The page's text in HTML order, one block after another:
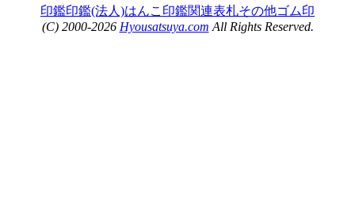
印鑑印鑑(法人)はんこ 印鑑関連表札その他ゴム印
(C) 2000-2026 Hyousatsuya.com All Rights Reserved.